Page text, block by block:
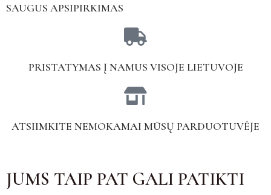
SAUGUS APSIPIRKIMAS
PRISTATYMAS Į NAMUS VISOJE LIETUVOJE
ATSIIMKITE NEMOKAMAI MŪSŲ PARDUOTUVĖJE
JUMS TAIP PAT GALI PATIKTI